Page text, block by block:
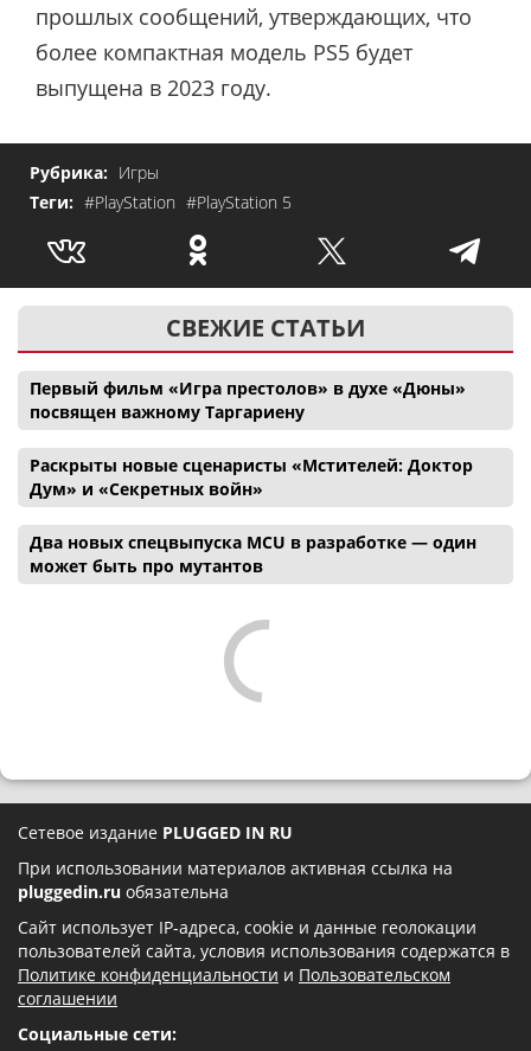
прошлых сообщений, утверждающих, что
более компактная модель PS5 будет
выпущена в 2023 году.
Рубрика: Игры
Теги: #PlayStation #PlayStation 5
СВЕЖИЕ СТАТЬИ
Первый фильм «Игра престолов» в духе «Дюны»
посвящен важному Таргариену
Раскрыты новые сценаристы «Мстителей: Доктор
Дум» и «Секретных войн»
Два новых спецвыпуска MCU в разработке — один
может быть про мутантов
Сетевое издание PLUGGED IN RU
При использовании материалов активная ссылка на
pluggedin.ru обязательна
Сайт использует IP-адреса, cookie и данные геолокации
пользователей сайта, условия использования содержатся в
Политике конфиденциальности и Пользовательском
соглашении
Социальные сети: